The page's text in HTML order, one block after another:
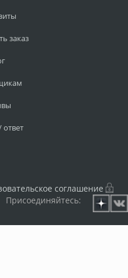
заказ
ответ
соглашение
Присоединяйтесь: